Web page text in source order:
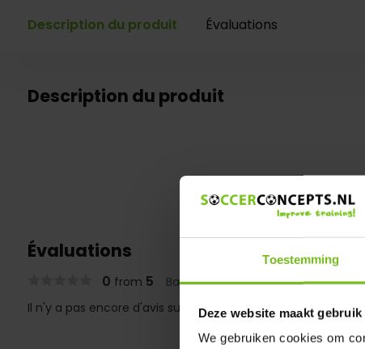
Toestemming
Deze website maakt
We gebruiken cookies om
Description du produit Évaluations
Description du produit
Évaluations
0 from 5 Based on 0 reviews
Il n'y a pas encore d'avis sur ce produit..